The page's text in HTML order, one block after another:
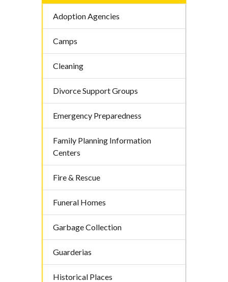
Adoption Agencies
Camps
Cleaning
Divorce Support Groups
Emergency Preparedness
Family Planning Information
Centers
Fire & Rescue
Funeral Homes
Garbage Collection
Guarderias
Historical Places